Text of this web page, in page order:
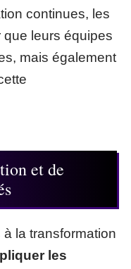
continues, les
que leurs équipes
mais également
et de
la transformation
les